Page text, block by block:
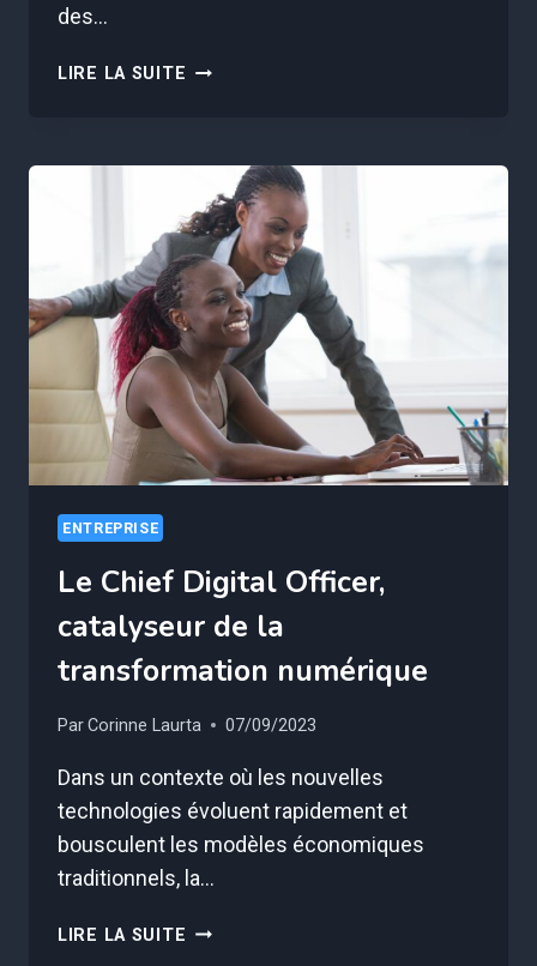
des…
LIRE LA SUITE LES
TEMPS
OPTIMISÉE
POUR
LES
DIRIGEANTS
ENTREPRISE
Le Chief Digital Officer,
catalyseur de la
transformation numérique
ParCorinne Laurta 07/09/2023
Dans un contexte où les nouvelles
technologies évoluent rapidement et
bousculent les modèles économiques
traditionnels, la…
LIRE LA SUITE LE